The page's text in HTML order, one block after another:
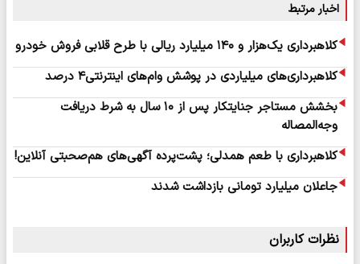
اخبار مرتبط
کلاهبرداری یک‌هزار و ۱۴۰ میلیارد ریالی با طرح قلابی فروش خودرو
کلاهبرداری‌های میلیاردی در پوشش وام‌های اینترنتی۴ درصد
بخشش مستاجر جنایتکار پس از ۱۰ سال به شرط دریافت
وجه‌المصاله
کلاهبرداری با طعم همدلی؛ پشت‌پرده آگهی‌های هم‌صحبتی آنلاین!
جاعلان میلیارد تومانی بازداشت شدند
نظرات کاربران